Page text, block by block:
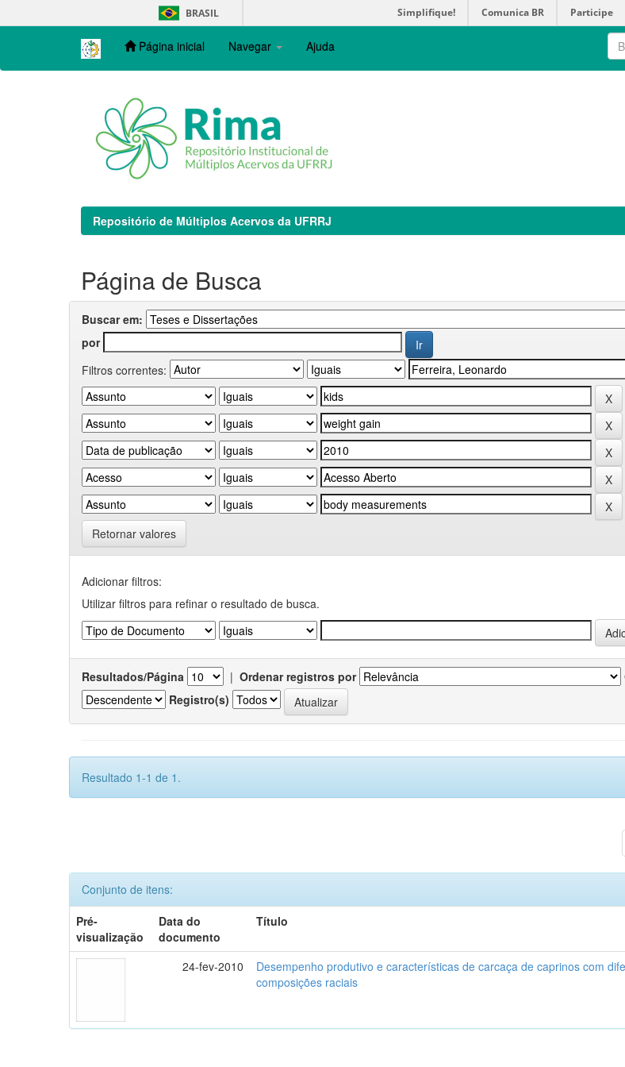
navigation
BRASIL Simplifique! Comunica BR Participe
Página inicial Navegar Ajuda
Repositório de Múltiplos Acervos da UFRRJ
Página de Busca
Buscar em:
por
Filtros correntes:
Retornar valores
Adicionar filtros:
Utilizar filtros para refinar o resultado de busca.
Resultados/Página | Ordenar registros por
Registro(s)
Resultado 1-1 de 1.
Conjunto de itens:
Pré-
visualização
Data do
documento
Título
24-fev-2010
Desempenho produtivo e características de carcaça de caprinos com
composições raciais